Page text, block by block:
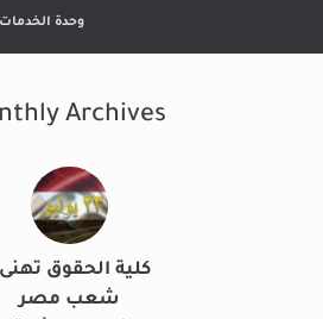
وحدة الخدمات
Archives:
كلية الحقوق
شعب مصر